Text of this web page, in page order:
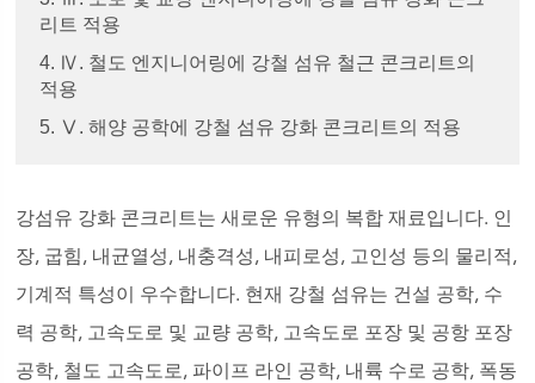
리트 적용
4. Ⅳ. 철도 엔지니어링에 강철 섬유 철근 콘크리트의
적용
5. Ⅴ. 해양 공학에 강철 섬유 강화 콘크리트의 적용
강섬유 강화 콘크리트는 새로운 유형의 복합 재료입니다. 인
장, 굽힘, 내균열성, 내충격성, 내피로성, 고인성 등의 물리적,
기계적 특성이 우수합니다. 현재 강철 섬유는 건설 공학, 수
력 공학, 고속도로 및 교량 공학, 고속도로 포장 및 공항 포장
공학, 철도 고속도로, 파이프 라인 공학, 내륙 수로 공학, 폭동